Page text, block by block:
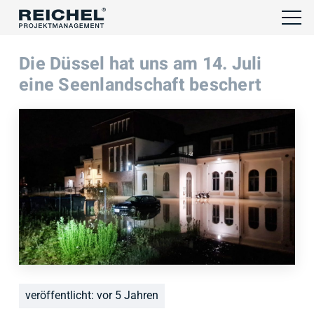
Die Düssel hat uns am 14. Juli
eine Seenlandschaft beschert
veröffentlicht: vor 5 Jahren